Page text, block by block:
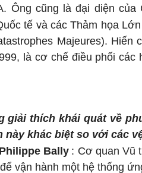
Ông cũng là đại diện
tế và các Thảm họa
Majeures).
là cơ chế điều phối
giải thích khái quát về
này khác biệt so với các
Bally : Cơ quan Vũ
vận hành một hệ thống